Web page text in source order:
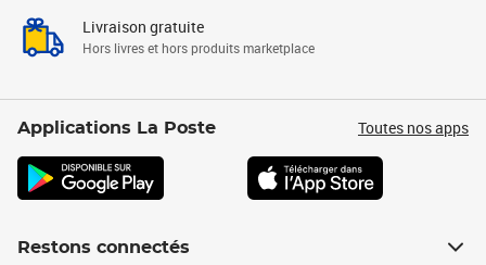
Livraison gratuite
Hors livres et hors produits marketplace
Applications La Poste Toutes nos apps
Restons connectés